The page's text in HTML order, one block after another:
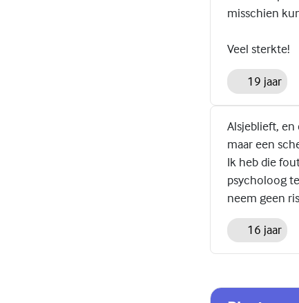
misschien
Veel sterkte!
19 jaar
Alsjeblieft,
maar een
Ik heb die
psycholoog
neem geen
16 jaar